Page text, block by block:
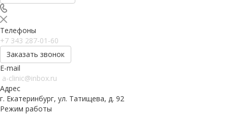
Телефоны
+7 343 287-01-60
Заказать звонок
E-mail
a-clinic@inbox.ru
Адрес
г. Екатеринбург, ул. Татищева, д. 92
Режим работы